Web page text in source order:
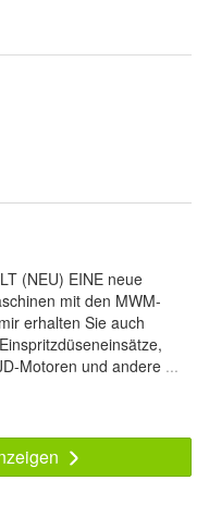
(NEU) EINE neue
mit den MWM-
erhalten Sie auch
Motoren und andere ...